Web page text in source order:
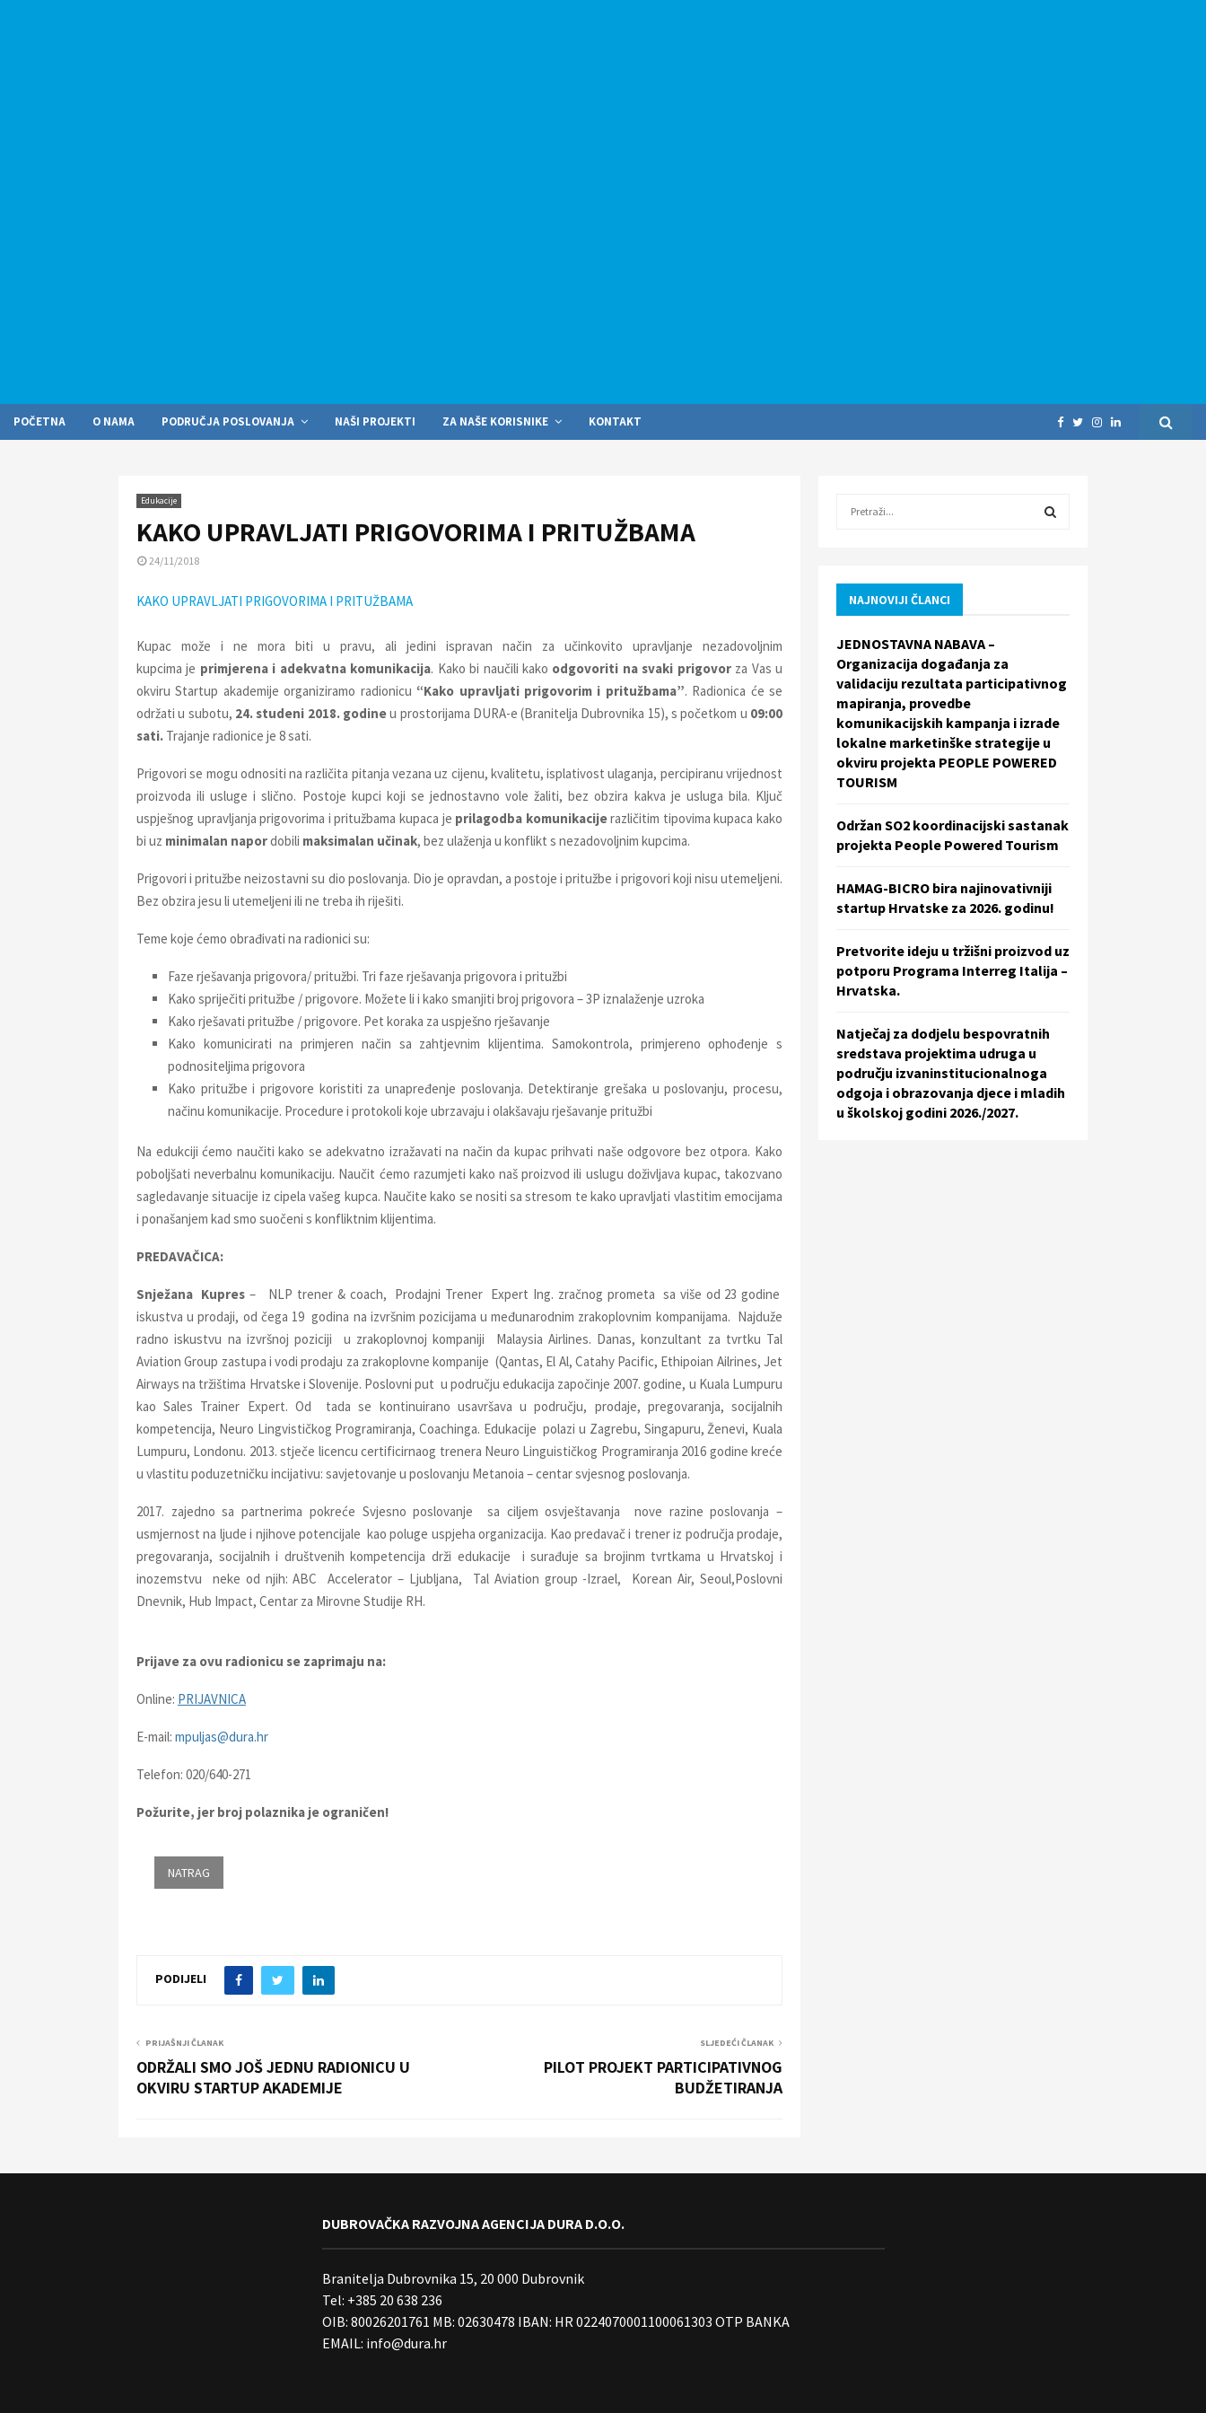
POČETNA O NAMA PODRUČJA POSLOVANJA NAŠI PROJEKTI ZA NAŠE KORISNIKE KONTAKT
Edukacije
KAKO UPRAVLJATI PRIGOVORIMA I PRITUŽBAMA
24/11/2018
KAKO UPRAVLJATI PRIGOVORIMA I PRITUŽBAMA
Kupac može i ne mora biti u pravu, ali jedini ispravan način za učinkovito upravljanje nezadovoljnim
kupcima je primjerena i adekvatna komunikacija. Kako bi naučili kako odgovoriti na svaki prigovorza Vas u
okviru Startup akademije organiziramo radionicu “Kako upravljati prigovorim i pritužbama”. Radionica će se
održati u subotu, 24. studeni 2018. godineu prostorijama DURA-e (Branitelja Dubrovnika 15), s početkom u 09:00
sati. Trajanje radionice je 8 sati.
Prigovori se mogu odnositi na različita pitanja vezana uz cijenu, kvalitetu, isplativost ulaganja, percipiranu vrijednost
proizvoda ili usluge i slično. Postoje kupci koji se jednostavno vole žaliti, bez obzira kakva je usluga bila. Ključ
uspješnog upravljanja prigovorima i pritužbama kupaca je prilagodba komunikacijerazličitim tipovima kupaca kako
bi uz minimalan napordobili maksimalan učinak, bez ulaženja u konflikt s nezadovoljnim kupcima.
Prigovori i pritužbe neizostavni su dio poslovanja. Dio je opravdan, a postoje i pritužbe i prigovori koji nisu utemeljeni.
Bez obzira jesu li utemeljeni ili ne treba ih riješiti.
Teme koje ćemo obrađivati na radionici su:
Faze rješavanja prigovora/ pritužbi. Tri faze rješavanja prigovora i pritužbi
Kako spriječiti pritužbe / prigovore. Možete li i kako smanjiti broj prigovora – 3P iznalaženje uzroka
Kako rješavati pritužbe / prigovore. Pet koraka za uspješno rješavanje
Kako komunicirati na primjeren način sa zahtjevnim klijentima. Samokontrola, primjereno ophođenje s
podnositeljima prigovora
Kako pritužbe i prigovore koristiti za unapređenje poslovanja. Detektiranje grešaka u poslovanju, procesu,
načinu komunikacije. Procedure i protokoli koje ubrzavaju i olakšavaju rješavanje pritužbi
Na edukciji ćemo naučiti kako se adekvatno izražavati na način da kupac prihvati naše odgovore bez otpora. Kako
poboljšati neverbalnu komunikaciju. Naučit ćemo razumjeti kako naš proizvod ili uslugu doživljava kupac, takozvano
sagledavanje situacije iz cipela vašeg kupca. Naučite kako se nositi sa stresom te kako upravljati vlastitim emocijama
i ponašanjem kad smo suočeni s konfliktnim klijentima.
PREDAVAČICA:
Snježana Kupres – NLP trener & coach, Prodajni Trener Expert Ing. zračnog prometa sa više od 23 godine
iskustva u prodaji, od čega 19 godina na izvršnim pozicijama u međunarodnim zrakoplovnim kompanijama. Najduže
radno iskustvu na izvršnoj poziciji u zrakoplovnoj kompaniji Malaysia Airlines. Danas, konzultant za tvrtku Tal
Aviation Group zastupa i vodi prodaju za zrakoplovne kompanije (Qantas, El Al, Catahy Pacific, Ethipoian Ailrines, Jet
Airways na tržištima Hrvatske i Slovenije. Poslovni put u području edukacija započinje 2007. godine, u Kuala Lumpuru
kao Sales Trainer Expert. Od tada se kontinuirano usavršava u području, prodaje, pregovaranja, socijalnih
kompetencija, Neuro Lingvističkog Programiranja, Coachinga. Edukacije polazi u Zagrebu, Singapuru, Ženevi, Kuala
Lumpuru, Londonu. 2013. stječe licencu certificirnaog trenera Neuro Linguističkog Programiranja 2016 godine kreće
u vlastitu poduzetničku incijativu: savjetovanje u poslovanju Metanoia – centar svjesnog poslovanja.
2017. zajedno sa partnerima pokreće Svjesno poslovanje sa ciljem osvještavanja nove razine poslovanja –
usmjernost na ljude i njihove potencijale kao poluge uspjeha organizacija. Kao predavač i trener iz područja prodaje,
pregovaranja, socijalnih i društvenih kompetencija drži edukacije i surađuje sa brojinm tvrtkama u Hrvatskoj i
inozemstvu neke od njih: ABC Accelerator – Ljubljana, Tal Aviation group -Izrael, Korean Air, Seoul,Poslovni
Dnevnik, Hub Impact, Centar za Mirovne Studije RH.
Prijave za ovu radionicu se zaprimaju na:
Online: PRIJAVNICA
E-mail: mpuljas@dura.hr
Telefon: 020/640-271
Požurite, jer broj polaznika je ograničen!
PODIJELI
PRIJAŠNJI ČLANAK
ODRŽALI SMO JOŠ JEDNU RADIONICU U
OKVIRU STARTUP AKADEMIJE
SLJEDEĆI ČLANAK
PILOT PROJEKT PARTICIPATIVNOG
BUDŽETIRANJA
f
r
:
C
H
NAJNOVIJI ČLANCI
JEDNOSTAVNA NABAVA –
Organizacija događanja za
validaciju rezultata participativnog
mapiranja, provedbe
komunikacijskih kampanja i izrade
lokalne marketinške strategije u
okviru projekta PEOPLE POWERED
TOURISM
Održan SO2 koordinacijski sastanak
projekta People Powered Tourism
HAMAG-BICRO bira najinovativniji
startup Hrvatske za 2026. godinu!
Pretvorite ideju u tržišni proizvod uz
potporu Programa Interreg Italija –
Hrvatska.
Natječaj za dodjelu bespovratnih
sredstava projektima udruga u
području izvaninstitucionalnoga
odgoja i obrazovanja djece i mladih
u školskoj godini 2026./2027.
DUBROVAČKA RAZVOJNA AGENCIJA DURA D.O.O.
Branitelja Dubrovnika 15, 20 000 Dubrovnik
Tel: +385 20 638 236
OIB: 80026201761 MB: 02630478 IBAN: HR 0224070001100061303 OTP BANKA
EMAIL: info@dura.hr